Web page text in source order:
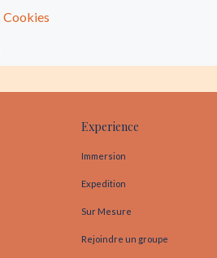
Experience
Immersion
Expedition
Sur Mesure
Rejoindre un groupe